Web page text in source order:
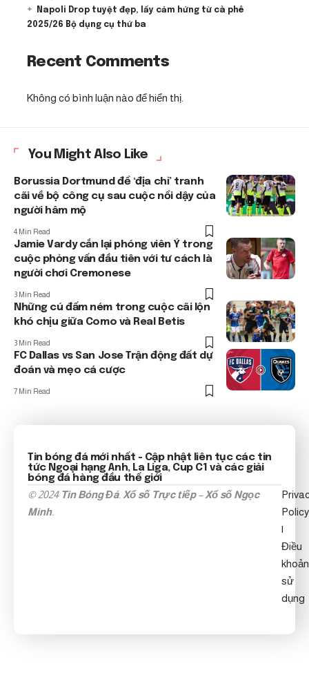
Napoli Drop tuyệt đẹp, lấy cảm hứng từ cà phê
2025/26 Bộ dụng cụ thứ ba
Recent Comments
Không có bình luận nào để hiển thị.
You Might Also Like
Borussia Dortmund để ‘địa chỉ’ tranh
cãi về bộ công cụ sau cuộc nổi dậy của
người hâm mộ
4 Min Read
Jamie Vardy cắn lại phóng viên Ý trong
cuộc phỏng vấn đầu tiên với tư cách là
người chơi Cremonese
3 Min Read
Những cú đấm ném trong cuộc cãi lộn
khó chịu giữa Como và Real Betis
3 Min Read
FC Dallas vs San Jose Trận động đất dự
đoán và mẹo cá cược
7 Min Read
Tin bóng đá mới nhất - Cập nhật liên tục các tin
tức Ngoại hạng Anh, La Liga, Cup C1 và các giải
bóng đá hàng đầu thế giới
© 2024 Tin Bóng Đá. Xổ số Trực tiếp–Xổ số Ngọc
Minh.
Policy
|
Điều
khoản
sử
dụng